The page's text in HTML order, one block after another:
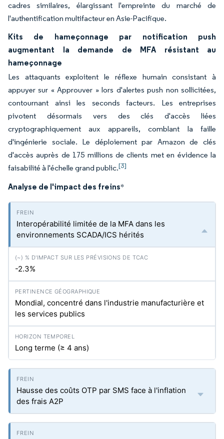
cadres similaires, élargissant l'empreinte du marché de
l'authentification multifacteur en Asie-Pacifique.
Kits de hameçonnage par notification push
augmentant la demande de MFA résistant au
hameçonnage
Les attaquants exploitent le réflexe humain consistant à
appuyer sur « Approuver » lors d'alertes push non sollicitées,
contournant ainsi les seconds facteurs. Les entreprises
pivotent désormais vers des clés d'accès liées
cryptographiquement aux appareils, comblant la faille
d'ingénierie sociale. Le déploiement par Amazon de clés
d'accès auprès de 175 millions de clients met en évidence la
faisabilité à l'échelle grand public.[3]
Analyse de l'impact des freins*
Interopérabilité limitée de la MFA dans les
environnements SCADA/ICS hérités
-2.3%
Mondial, concentré dans l'industrie manufacturière et
les services publics
Long terme (≥ 4 ans)
Hausse des coûts OTP par SMS face à l'inflation
des frais A2P